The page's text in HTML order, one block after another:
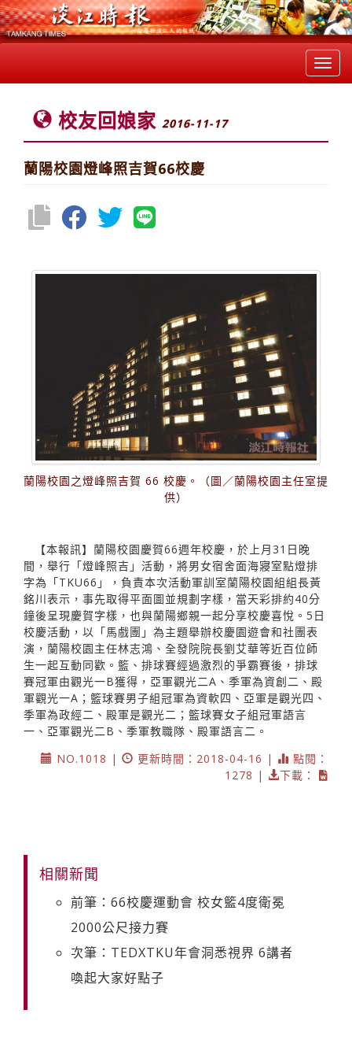
校友回娘家 2016-11-17
蘭陽校園燈峰照吉賀66校慶
蘭陽校園之燈峰照吉賀 66 校慶。（圖／蘭陽校園主任室提
供）
【本報訊】蘭陽校園慶賀66週年校慶，於上月31日晚
間，舉行「燈峰照吉」活動，將男女宿舍面海寢室點燈排
字為「TKU66」，負責本次活動軍訓室蘭陽校園組組長黃
銘川表示，事先取得平面圖並規劃字樣，當天彩排約40分
鐘後呈現慶賀字樣，也與蘭陽鄉親一起分享校慶喜悅。5日
校慶活動，以「馬戲團」為主題舉辦校慶園遊會和社團表
演，蘭陽校園主任林志鴻、全發院院長劉艾華等近百位師
生一起互動同歡。籃、排球賽經過激烈的爭霸賽後，排球
賽冠軍由觀光一B獲得，亞軍觀光二A、季軍為資創二、殿
軍觀光一A；籃球賽男子組冠軍為資軟四、亞軍是觀光四、
季軍為政經二、殿軍是觀光二；籃球賽女子組冠軍語言
一、亞軍觀光二B、季軍教職隊、殿軍語言二。
NO.1018 |
更新時間：2018-04-16 |
點閱：
1278 |
下載：
相關新聞
前筆：66校慶運動會 校女籃4度衛冕
2000公尺接力賽
次筆：TEDXTKU年會洞悉視界 6講者
喚起大家好點子